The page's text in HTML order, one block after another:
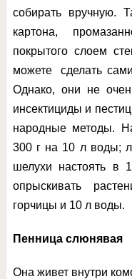
собирать вручную.
картона,
покрытого слоем
можете сделать
Однако, они не
инсектициды и
народные методы.
300 г на 10 л воды;
шелухи настоять
опрыскивать
горчицы и 10 л воды.
Пенница слюнявая
Она живет внутри